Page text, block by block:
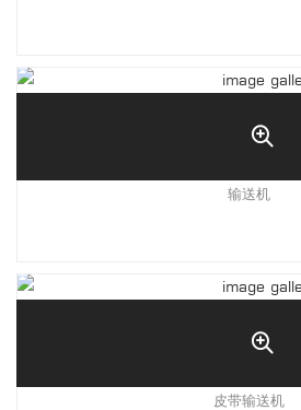
输送机
皮带输送机